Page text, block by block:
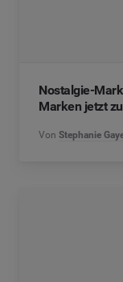
Nostalgie-
Marken jetzt
Von Stephanie